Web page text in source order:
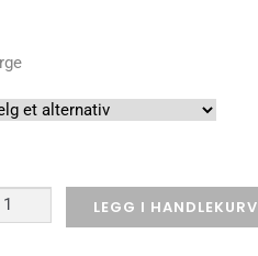
LEGG I HANDLEKURV